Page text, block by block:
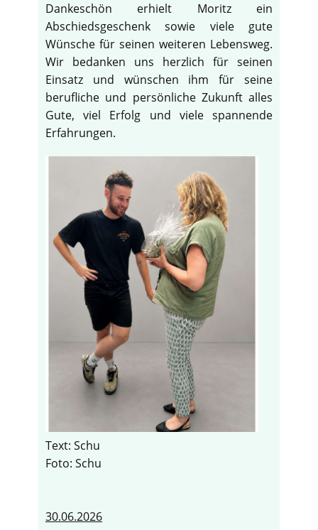
Dankeschön erhielt Moritz ein
Abschiedsgeschenk sowie viele gute
Wünsche für seinen weiteren Lebensweg.
Wir bedanken uns herzlich für seinen
Einsatz und wünschen ihm für seine
berufliche und persönliche Zukunft alles
Gute, viel Erfolg und viele spannende
Erfahrungen.
Text: Schu
Foto: Schu
30.06.2026